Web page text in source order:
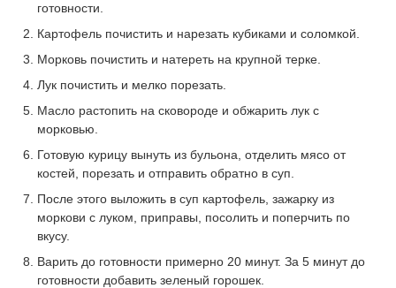
готовности.
Картофель почистить и нарезать кубиками и соломкой.
Морковь почистить и натереть на крупной терке.
Лук почистить и мелко порезать.
Масло растопить на сковороде и обжарить лук с
морковью.
Готовую курицу вынуть из бульона, отделить мясо от
костей, порезать и отправить обратно в суп.
После этого выложить в суп картофель, зажарку из
моркови с луком, приправы, посолить и поперчить по
вкусу.
Варить до готовности примерно 20 минут. За 5 минут до
готовности добавить зеленый горошек.